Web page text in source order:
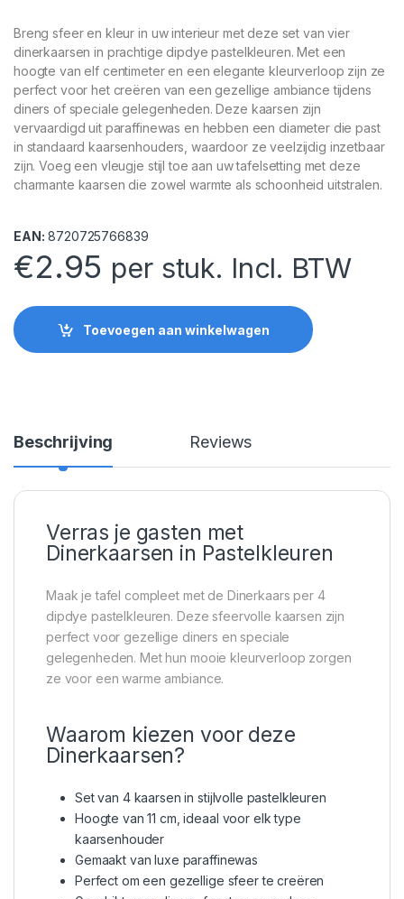
Breng sfeer en kleur in uw interieur met deze set van vier
dinerkaarsen in prachtige dipdye pastelkleuren. Met een
hoogte van elf centimeter en een elegante kleurverloop zijn ze
perfect voor het creëren van een gezellige ambiance tijdens
diners of speciale gelegenheden. Deze kaarsen zijn
vervaardigd uit paraffinewas en hebben een diameter die past
in standaard kaarsenhouders, waardoor ze veelzijdig inzetbaar
zijn. Voeg een vleugje stijl toe aan uw tafelsetting met deze
charmante kaarsen die zowel warmte als schoonheid uitstralen.
EAN: 8720725766839
€2.95 per stuk. Incl. BTW
Toevoegen aan winkelwagen
Beschrijving Reviews
Verras je gasten met
Dinerkaarsen in Pastelkleuren
Maak je tafel compleet met de Dinerkaars per 4
dipdye pastelkleuren. Deze sfeervolle kaarsen zijn
perfect voor gezellige diners en speciale
gelegenheden. Met hun mooie kleurverloop zorgen
ze voor een warme ambiance.
Waarom kiezen voor deze
Dinerkaarsen?
Set van 4 kaarsen in stijlvolle pastelkleuren
Hoogte van 11 cm, ideaal voor elk type
kaarsenhouder
Gemaakt van luxe paraffinewas
Perfect om een gezellige sfeer te creëren